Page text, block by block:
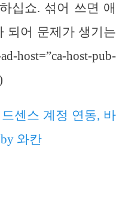
십쇼. 섞어 쓰면 애
되어 문제가 생기는
host-pub-
센스 계정 연동, 바
와칸